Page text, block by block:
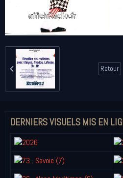
Retour
DERNIERS VISUELS MIS EN